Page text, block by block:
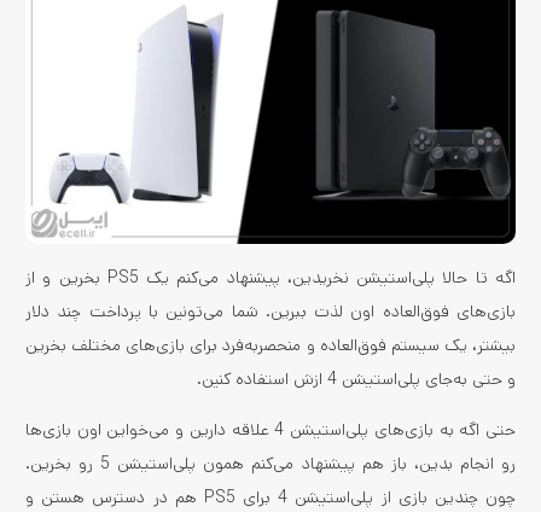
اگه تا حالا پلی‌استیشن نخریدین، پیشنهاد می‌کنم یک PS5 بخرین و از
بازی‌های فوق‌العاده اون لذت ببرین. شما می‌تونین با پرداخت چند دلار
بیشتر، یک سیستم فوق‌العاده و منحصربه‌فرد برای بازی‌های مختلف بخرین
و حتی به‌جای پلی‌استیشن 4 ازش استفاده کنین.
حتی اگه به بازی‌های پلی‌استیشن 4 علاقه دارین و می‌خواین اون بازی‌ها
رو انجام بدین، باز هم پیشنهاد می‌کنم همون پلی‌استیشن 5 رو بخرین.
چون چندین بازی از پلی‌استیشن 4 برای PS5 هم در دسترس هستن و